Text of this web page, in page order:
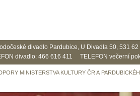
divadlo Pardubice, U Divadla 50, 531
divadlo: 466 616 411 TELEFON večerní
MINISTERSTVA KULTURY ČR A